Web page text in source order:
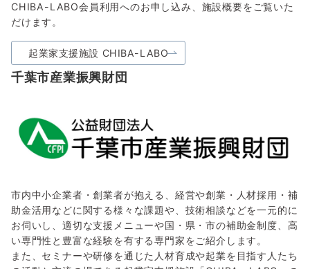
CHIBA-LABO会員利用へのお申し込み、施設概要をご覧いた
だけます。
起業家支援施設 CHIBA-LABO
千葉市産業振興財団
市内中小企業者・創業者が抱える、経営や創業・人材採用・補
助金活用などに関する様々な課題や、技術相談などを一元的に
お伺いし、適切な支援メニューや国・県・市の補助金制度、高
い専門性と豊富な経験を有する専門家をご紹介します。
また、セミナーや研修を通じた人材育成や起業を目指す人たち